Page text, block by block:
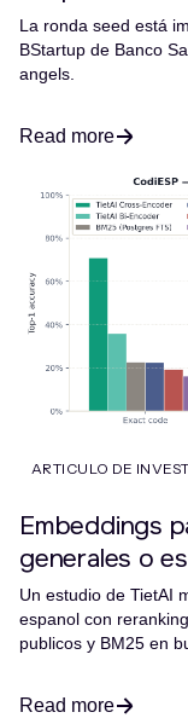
La ronda seed está
BStartup de Banco
angels.
Read more
ARTICULO DE
Embeddings
generales o
Un estudio de TietAI
espanol con
publicos y BM25 en
Read more